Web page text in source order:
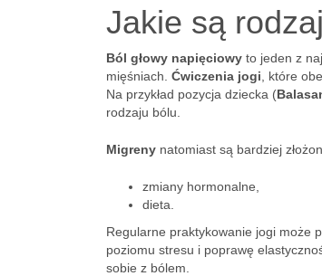
Jakie są
Ból głowy napięciowy to jeden z
mięśniach. Ćwiczenia jogi , które
Na przykład pozycja dziecka (
rodzaju bólu.
Migreny natomiast są bardziej
zmiany hormonalne,
dieta.
Regularne praktykowanie jogi może
poziomu stresu i poprawę
sobie z bólem.